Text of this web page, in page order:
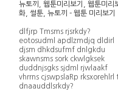
뉴토끼, 웹툰미리보기, 웹툰미
화, 썰툰, 뉴토끼 - 웹툰 미리보기
dlfjrp Tmsms rjsrkdy?
eotosudml apdlzmdjq dldirl
djsm dhkdsufmf dnlgkdu
skawnsms sork ckwlgksek
duddnjsgks sjdml rjwlaakf
vhrrns cjswpslaRp
dnaauddlsrkdy?